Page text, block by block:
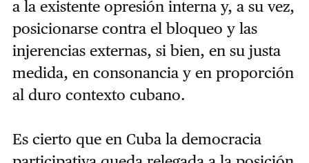
a la existente opresión interna y, a su vez,
posicionarse contra el bloqueo y las
injerencias externas, si bien, en su justa
medida, en consonancia y en proporción
al duro contexto cubano.
Es cierto que en Cuba la democracia